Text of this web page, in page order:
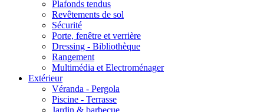
Plafonds tendus
Revêtements de sol
Sécurité
Porte, fenêtre et verrière
Dressing - Bibliothèque
Rangement
Multimédia et Electroménager
Extérieur
Véranda - Pergola
Piscine - Terrasse